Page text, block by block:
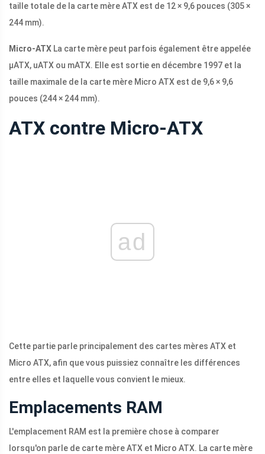
taille totale de la carte mère ATX est de 12 × 9,6 pouces (305 ×
244 mm).
Micro-ATX La carte mère peut parfois également être appelée
μATX, uATX ou mATX. Elle est sortie en décembre 1997 et la
taille maximale de la carte mère Micro ATX est de 9,6 × 9,6
pouces (244 × 244 mm).
ATX contre Micro-ATX
ad
Cette partie parle principalement des cartes mères ATX et
Micro ATX, afin que vous puissiez connaître les différences
entre elles et laquelle vous convient le mieux.
Emplacements RAM
L'emplacement RAM est la première chose à comparer
lorsqu'on parle de carte mère ATX et Micro ATX. La carte mère